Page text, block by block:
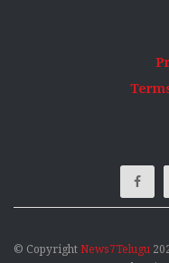
© CopyrightNews7Telugu